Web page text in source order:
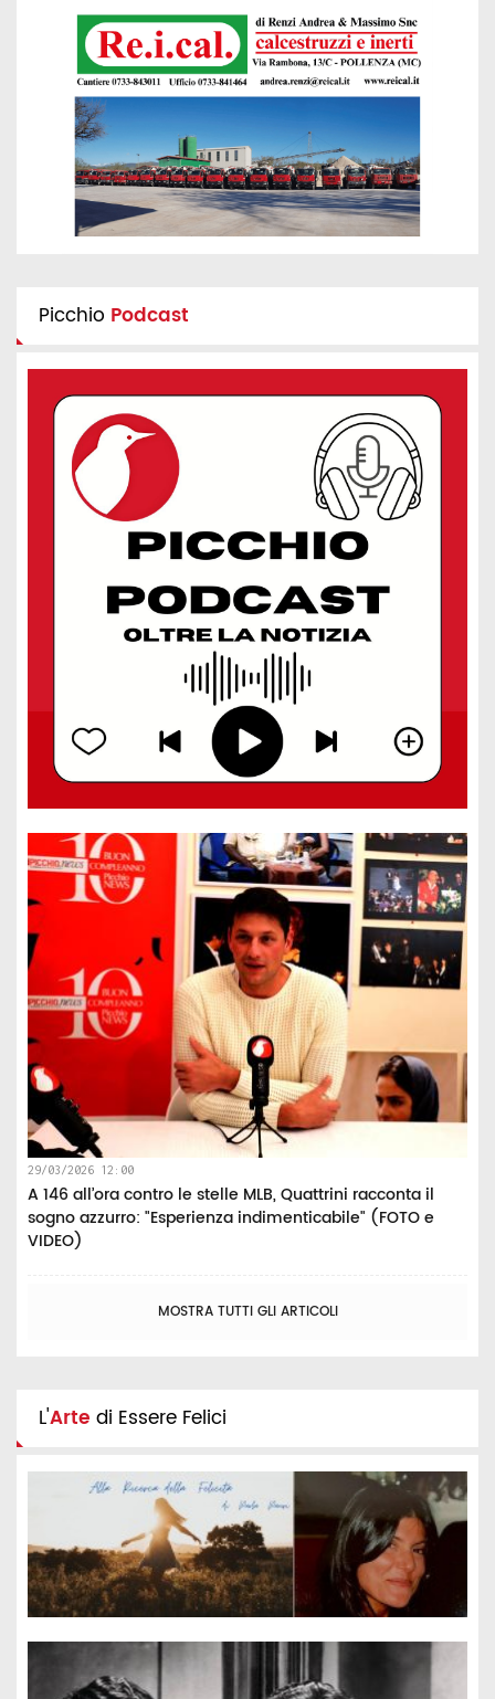
Picchio Podcast
29/03/2026 12:00
A 146 all’ora contro le stelle MLB, Quattrini racconta il
sogno azzurro: "Esperienza indimenticabile" (FOTO e
VIDEO)
MOSTRA TUTTI GLI ARTICOLI
L'Arte di Essere Felici